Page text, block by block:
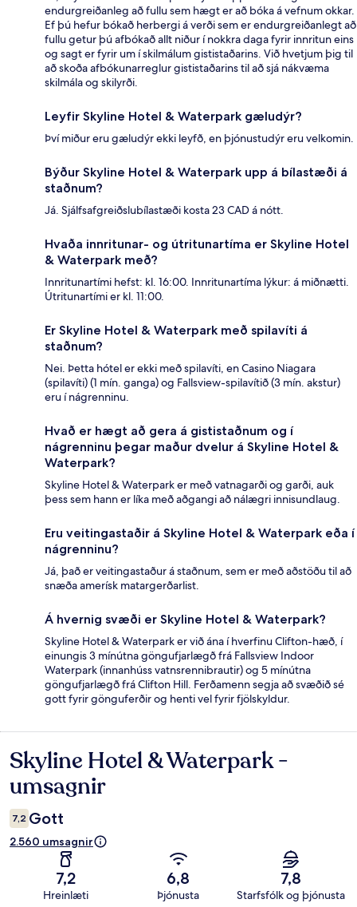
endurgreiðanleg að fullu sem hægt er að bóka á vefnum okkar.
Ef þú hefur bókað herbergi á verði sem er endurgreiðanlegt að
fullu getur þú afbókað allt niður í nokkra daga fyrir innritun eins
og sagt er fyrir um í skilmálum gististaðarins. Við hvetjum þig til
að skoða afbókunarreglur gististaðarins til að sjá nákvæma
skilmála og skilyrði.
Leyfir Skyline Hotel & Waterpark gæludýr?
Því miður eru gæludýr ekki leyfð, en þjónustudýr eru velkomin.
Býður Skyline Hotel & Waterpark upp á bílastæði á
staðnum?
Já. Sjálfsafgreiðslubílastæði kosta 23 CAD á nótt.
Hvaða innritunar- og útritunartíma er Skyline Hotel
& Waterpark með?
Innritunartími hefst: kl. 16:00. Innritunartíma lýkur: á miðnætti.
Útritunartími er kl. 11:00.
Er Skyline Hotel & Waterpark með spilavíti á
staðnum?
Nei. Þetta hótel er ekki með spilavíti, en Casino Niagara
(spilavíti) (1 mín. ganga) og Fallsview-spilavítið (3 mín. akstur)
eru í nágrenninu.
Hvað er hægt að gera á gististaðnum og í
nágrenninu þegar maður dvelur á Skyline Hotel &
Waterpark?
Skyline Hotel & Waterpark er með vatnagarði og garði, auk
þess sem hann er líka með aðgangi að nálægri innisundlaug.
Eru veitingastaðir á Skyline Hotel & Waterpark eða í
nágrenninu?
Já, það er veitingastaður á staðnum, sem er með aðstöðu til að
snæða amerísk matargerðarlist.
Á hvernig svæði er Skyline Hotel & Waterpark?
Skyline Hotel & Waterpark er við ána í hverfinu Clifton-hæð, í
einungis 3 mínútna göngufjarlægð frá Fallsview Indoor
Waterpark (innanhúss vatnsrennibrautir) og 5 mínútna
göngufjarlægð frá Clifton Hill. Ferðamenn segja að svæðið sé
gott fyrir gönguferðir og henti vel fyrir fjölskyldur.
Umsagnir
Skyline Hotel & Waterpark -
umsagnir
7,2 Gott
2.560 umsagnir
7,2
Hreinlæti
6,8
Þjónusta
7,8
Starfsfólk og þjónusta